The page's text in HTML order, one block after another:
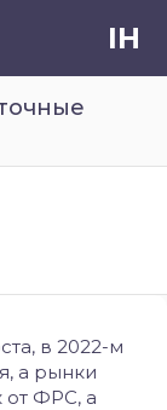
IH
в 2022-м
а рынки
от ФРС, а